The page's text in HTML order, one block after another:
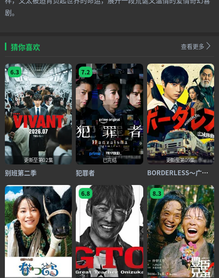
剧。
猜你喜欢 查看更多
6.3
更新至第02集
别班第二季
7.2
已完结
犯罪者
更新至第09集
BORDERLESS～广域移动搜查队～
6.8 8.3